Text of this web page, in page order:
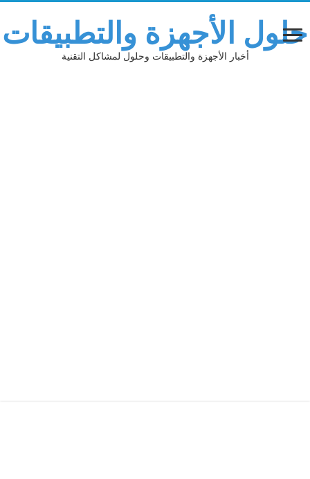
حلول الأجهزة والتطبيقات
أخبار الأجهزة والتطبيقات وحلول لمشاكل التقنية